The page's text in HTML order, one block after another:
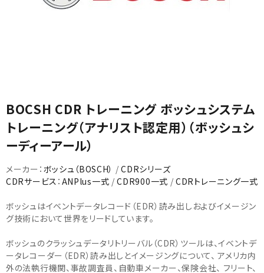
メーカーから選ぶ
補助金で購入
BOCSH CDR トレーニング ボッシュシステム
トレーニング（アナリスト認定用）（ボッシュシ
ーディーアール）
メーカー： ボッシュ（BOSCH） /CDRシリーズ
CDRサービス ： ANPlus一式 /CDR900一式 /CDRトレーニング一式
ボッシュはイベントデータレコード（EDR）読み出しおよびイメージン
グ技術において世界をリードしています。
ボッシュのクラッシュデータリトリーバル（CDR）ツールは、イベントデ
ータレコーダー（EDR）読み出しとイメージングについて、 アメリカ内
外の法執行機関、事故調査員、自動車メーカー、保険会社、 フリート、